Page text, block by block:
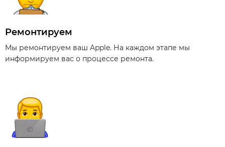
Ремонтируем
Мы ремонтируем ваш Apple. На каждом этапе мы
информируем вас о процессе ремонта.